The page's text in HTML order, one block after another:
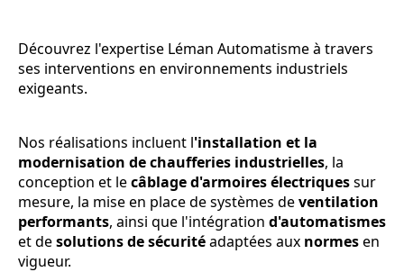
Découvrez l'expertise Léman Automatisme à travers
ses interventions en environnements industriels
exigeants.
Nos réalisations incluent l'installation et la
modernisation de chaufferies industrielles, la
conception et lecâblage d'armoires électriquessur
mesure, la mise en place de systèmes deventilation
performants, ainsi que l'intégration d'automatismes
et desolutions de sécuritéadaptées aux normesen
vigueur.